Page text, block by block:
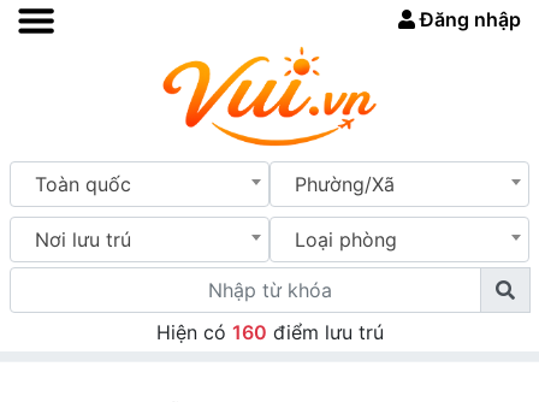
Đăng nhập
Toàn quốc Phường/Xã
Nơi lưu trú Loại phòng
Hiện có 160 điểm lưu trú